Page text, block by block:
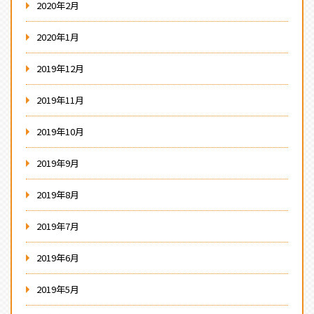
2020年2月
2020年1月
2019年12月
2019年11月
2019年10月
2019年9月
2019年8月
2019年7月
2019年6月
2019年5月